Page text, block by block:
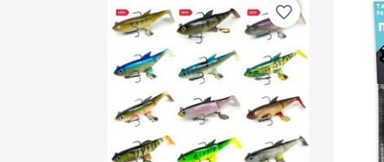
favorite_border